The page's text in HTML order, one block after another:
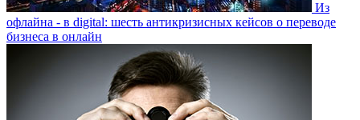
Из
офлайна - в digital: шесть антикризисных кейсов о переводе
бизнеса в онлайн